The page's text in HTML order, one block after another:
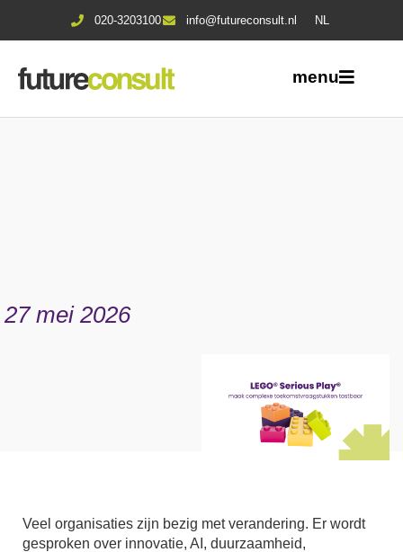
020-3203100 info@futureconsult.nl NL
menu
27 mei 2026
Veel organisaties zijn bezig met verandering. Er wordt
gesproken over innovatie, AI, duurzaamheid,